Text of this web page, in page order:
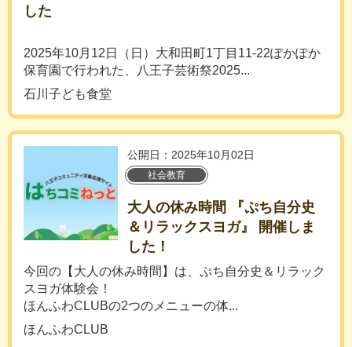
した
2025年10月12日（日）大和田町1丁目11-22ぽかぽか
保育園で行われた、八王子芸術祭2025...
石川子ども食堂
公開日：2025年10月02日
社会教育
大人の休み時間 『ぷち自分史
＆リラックスヨガ』 開催しま
した！
今回の【大人の休み時間】は、ぷち自分史＆リラック
スヨガ体験会！
ほんふわCLUBの2つのメニューの体...
ほんふわCLUB